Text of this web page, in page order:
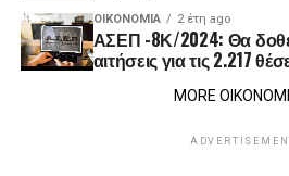
ΟΙΚΟΝΟΜΊΑ 2 έτη ago
ΑΣΕΠ -8Κ/2024: Θα
αιτήσεις για τις 2.217
MORE